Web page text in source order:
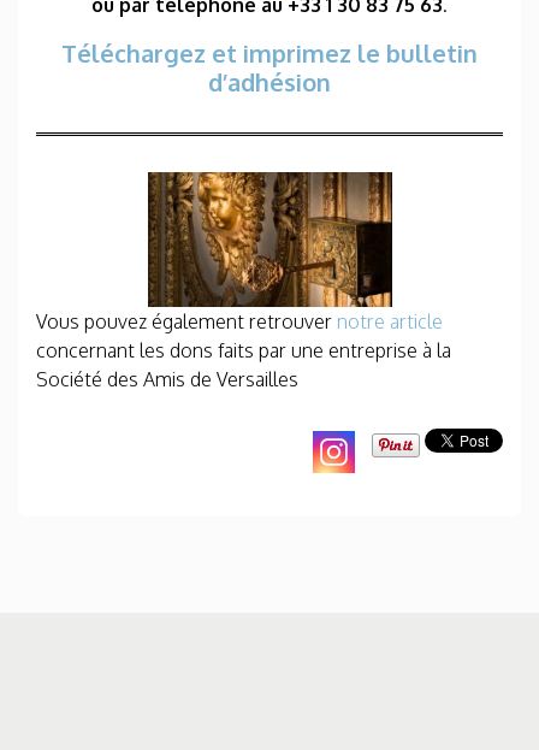
ou par téléphone au +33 1 30 83 75 63.
Téléchargez et imprimez le bulletin
d’adhésion
Vous pouvez également retrouver notre article
concernant les dons faits par une entreprise à la
Société des Amis de Versailles